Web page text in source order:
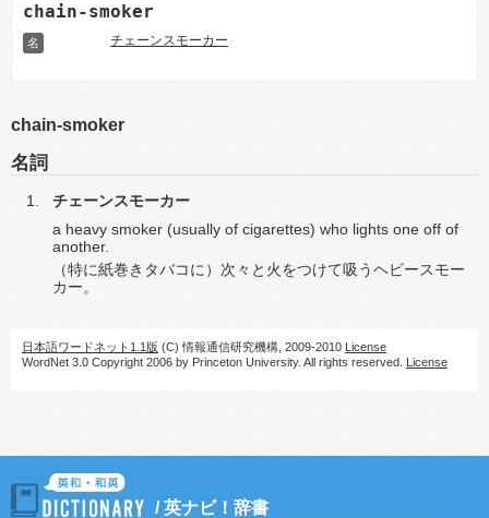
chain-smoker
名 チェーンスモーカー
chain-smoker
名詞
チェーンスモーカー
a heavy smoker (usually of cigarettes) who lights one off of
another.
（特に紙巻きタバコに）次々と火をつけて吸うヘビースモー
カー。
日本語ワードネット1.1版 (C) 情報通信研究機構, 2009-2010 License
WordNet 3.0 Copyright 2006 by Princeton University. All rights reserved. License
/英ナビ！辞書